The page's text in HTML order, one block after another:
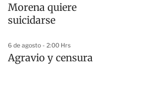
Morena quiere
suicidarse
6 de agosto - 2:00 Hrs
Agravio y censura